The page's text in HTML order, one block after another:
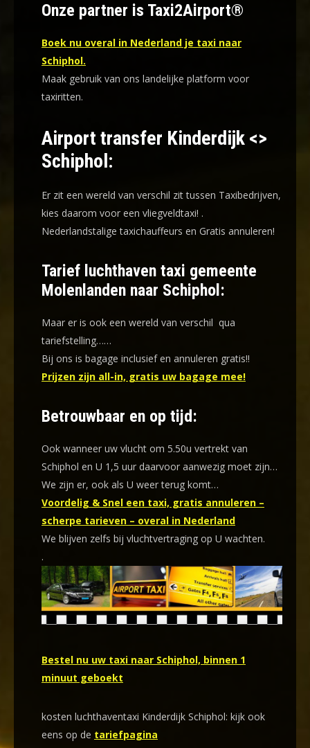
Onze partner is Taxi2Airport®
Boek nu overal in Nederland je taxi naar
Schiphol.
Maak gebruik van ons landelijke platform voor
taxiritten.
Airport transfer Kinderdijk <>
Schiphol:
Er zit een wereld van verschil zit tussen Taxibedrijven,
kies daarom voor een vliegveldtaxi! .
Nederlandstalige taxichauffeurs en Gratis annuleren!
Tarief luchthaven taxi gemeente
Molenlanden naar Schiphol:
Maar er is ook een wereld van verschil qua
tariefstelling……
Bij ons is bagage inclusief en annuleren gratis!!
Prijzen zijn all-in, gratis uw bagage mee!
Betrouwbaar en op tijd:
Ook wanneer uw vlucht om 5.50u vertrekt van
Schiphol en U 1,5 uur daarvoor aanwezig moet zijn…
We zijn er, ook als U weer terug komt…
Voordelig & Snel een taxi, gratis annuleren –
scherpe tarieven – overal in Nederland
We blijven zelfs bij vluchtvertraging op U wachten.
.
Bestel nu uw taxi naar Schiphol, binnen 1
minuut geboekt
kosten luchthaventaxi Kinderdijk Schiphol: kijk ook
eens op de tariefpagina